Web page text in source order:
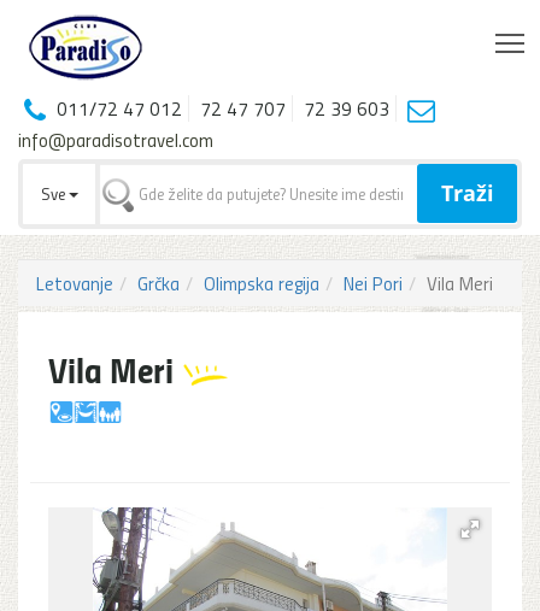
011/72 47 012 72 47 707
72 39 603
info@paradisotravel.com
Sve Traži
Letovanje Grčka Olimpska regija Nei Pori Vila Meri
Vila Meri